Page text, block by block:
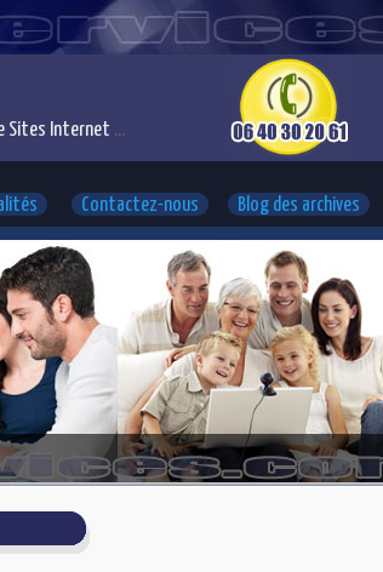
Sites Internet ...
Contactez-nous Blog des archives